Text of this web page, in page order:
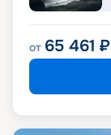
от 65 461 ₽